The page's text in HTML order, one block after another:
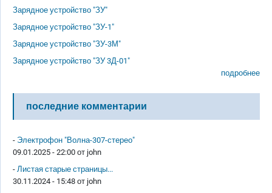
Зарядное устройство "ЗУ"
Зарядное устройство "ЗУ-1"
Зарядное устройство "ЗУ-3М"
Зарядное устройство "ЗУ 3Д-01"
подробнее
последние комментарии
- Электрофон "Волна-307-стерео"
09.01.2025 - 22:00 от john
- Листая старые страницы...
30.11.2024 - 15:48 от john